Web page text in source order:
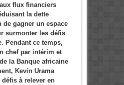
flux financiers
la dette
de gagner un espace
surmonter les défis
Pendant ce temps,
chef par intérim et
la Banque africaine
Kevin Urama
à relever en